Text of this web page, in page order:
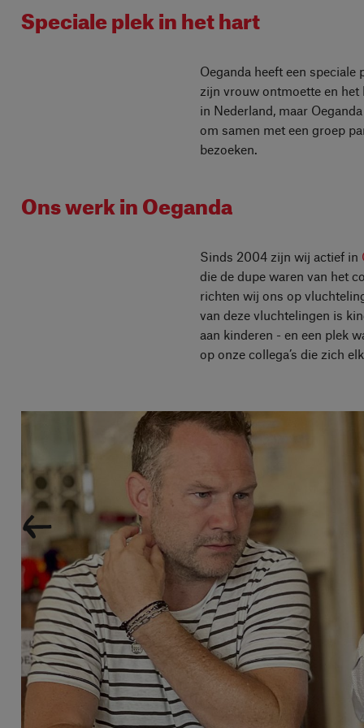
Speciale plek in het hart
Oeganda heeft een
zijn vrouw ontmoette en
in Nederland, maar
om samen met een groep
bezoeken.
Ons werk in Oeganda
Sinds 2004 zijn wij actief in
die de dupe waren van het
richten wij ons op
van deze vluchtelingen is
aan kinderen - en een plek
op onze collega’s die zich